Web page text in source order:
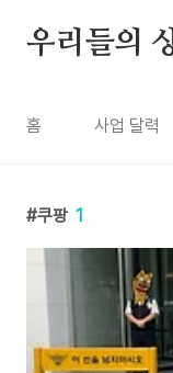
우리들의
홈 사업 달력
쿠팡 1